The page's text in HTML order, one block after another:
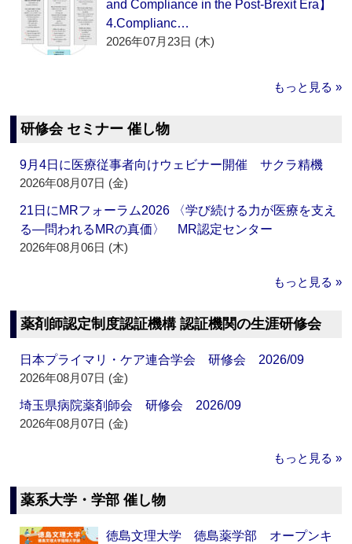
and Compliance in the Post-Brexit Era】
4.Complianc…
2026年07月23日 (木)
もっと見る »
研修会 セミナー 催し物
9月4日に医療従事者向けウェビナー開催 サクラ精機
2026年08月07日 (金)
21日にMRフォーラム2026 〈学び続ける力が医療を支え
る―問われるMRの真価〉 MR認定センター
2026年08月06日 (木)
もっと見る »
薬剤師認定制度認証機構 認証機関の生涯研修会
日本プライマリ・ケア連合学会 研修会 2026/09
2026年08月07日 (金)
埼玉県病院薬剤師会 研修会 2026/09
2026年08月07日 (金)
もっと見る »
薬系大学・学部 催し物
徳島文理大学 徳島薬学部 オープンキ